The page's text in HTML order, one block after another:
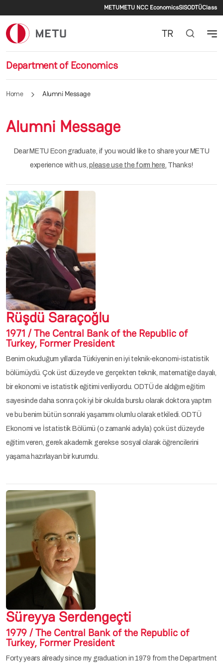
Secondary menu
METUMETU NCC EconomicsSISODTÜClass
Department of Economics
TR
Home Alumni Message
Alumni Message
Dear METU Econ graduate, if you would like to share your METU
experience with us,please use the form here. Thanks!
Rüşdü Saraçoğlu
1971 / The Central Bank of the Republic of
Turkey, Former President
Benim okuduğum yıllarda Türkiyenin en iyi teknik-ekonomi-istatistik
bölümüydü. Çok üst düzeyde ve gerçekten teknik, matematiğe dayalı,
bir ekonomi ve istatistik eğitimi veriliyordu. ODTÜ de aldığım eğitim
sayesinde daha sonra çok iyi bir okulda burslu olarak doktora yaptım
ve bu benim bütün sonraki yaşamımı olumlu olarak etkiledi. ODTÜ
Ekonomi ve İstatistik Bölümü (o zamanki adıyla) çok üst düzeyde
eğitim veren, gerek akademik gerekse sosyal olarak öğrencilerini
yaşama hazırlayan bir kurumdu.
Süreyya Serdengeçti
1979 / The Central Bank of the Republic of
Turkey, Former President
Forty years already since my graduation in 1979 from the Department